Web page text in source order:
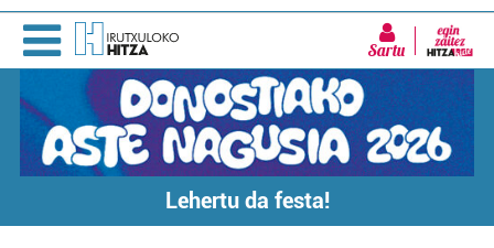
Sartu
Lehertu da festa!